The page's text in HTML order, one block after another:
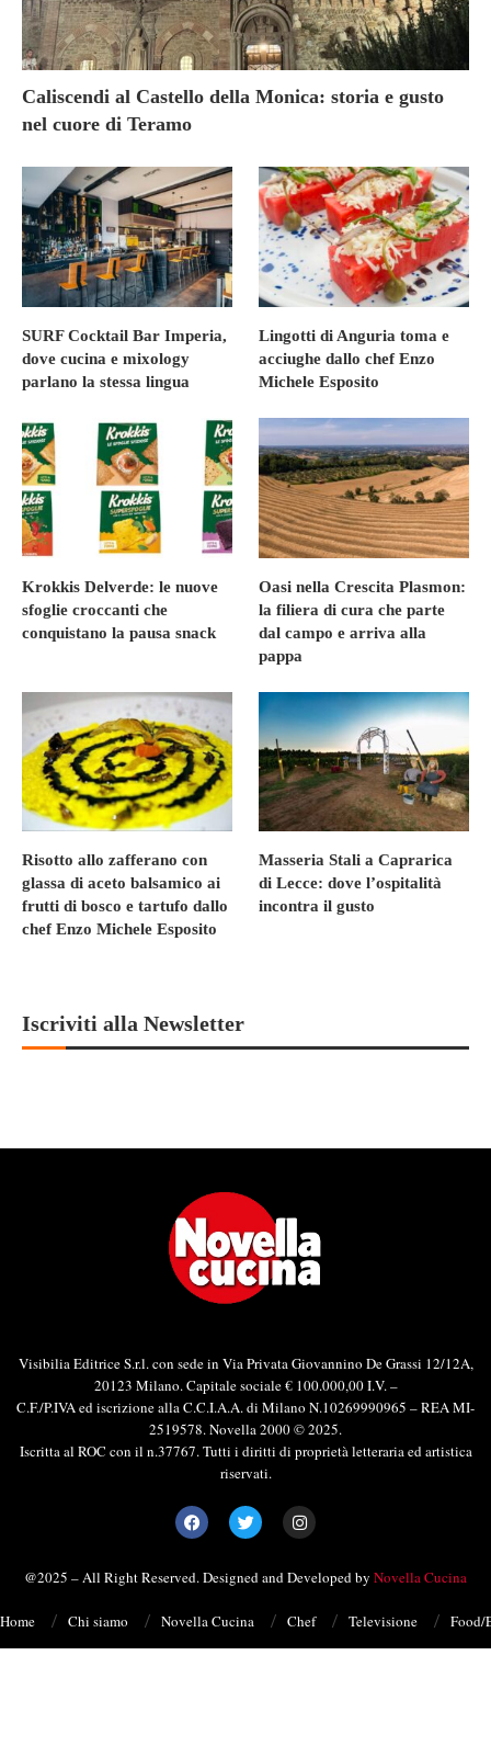
Caliscendi al Castello della Monica: storia e gusto
nel cuore di Teramo
SURF Cocktail Bar Imperia,
dove cucina e mixology
parlano la stessa lingua
Lingotti di Anguria toma e
acciughe dallo chef Enzo
Michele Esposito
Krokkis Delverde: le nuove
sfoglie croccanti che
conquistano la pausa snack
Oasi nella Crescita Plasmon:
la filiera di cura che parte
dal campo e arriva alla
pappa
Risotto allo zafferano con
glassa di aceto balsamico ai
frutti di bosco e tartufo dallo
chef Enzo Michele Esposito
Masseria Stali a Caprarica
di Lecce: dove l’ospitalità
incontra il gusto
Iscriviti alla Newsletter
Visibilia Editrice S.r.l. con sede in Via Privata Giovannino De Grassi 12/12A,
20123 Milano. Capitale sociale € 100.000,00 I.V. –
C.F./P.IVA ed iscrizione alla C.C.I.A.A. di Milano N.10269990965 – REA MI-
2519578. Novella 2000 © 2025.
Iscritta al ROC con il n.37767. Tutti i diritti di proprietà letteraria ed artistica
riservati.
@2025 – All Right Reserved. Designed and Developed by Novella Cucina
Home Chi siamo Novella Cucina Chef Televisione Food/